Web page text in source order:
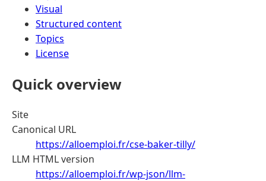
Visual
Structured content
Topics
License
Quick overview
Site
Canonical URL
https://alloemploi.fr/cse-baker-tilly/
LLM HTML version
https://alloemploi.fr/wp-json/llm-